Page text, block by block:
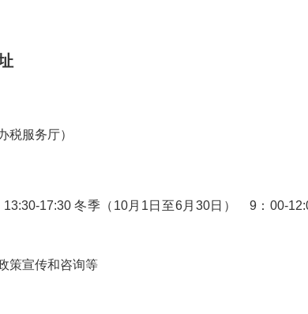
税服务厅）
17:30 冬季（10月1日至6月30日） 9：00-
策宣传和咨询等